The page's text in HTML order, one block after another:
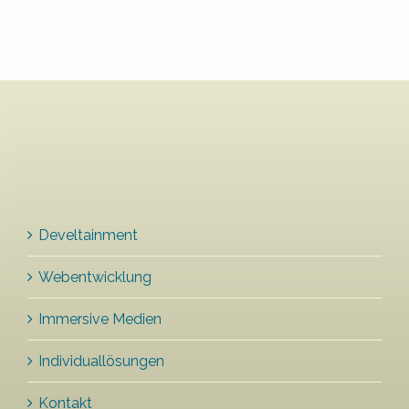
Develtainment
Webentwicklung
Immersive Medien
Individuallösungen
Kontakt